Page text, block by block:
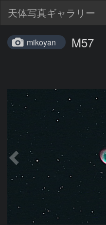
天体写真ギャラリー
mikoyan M57